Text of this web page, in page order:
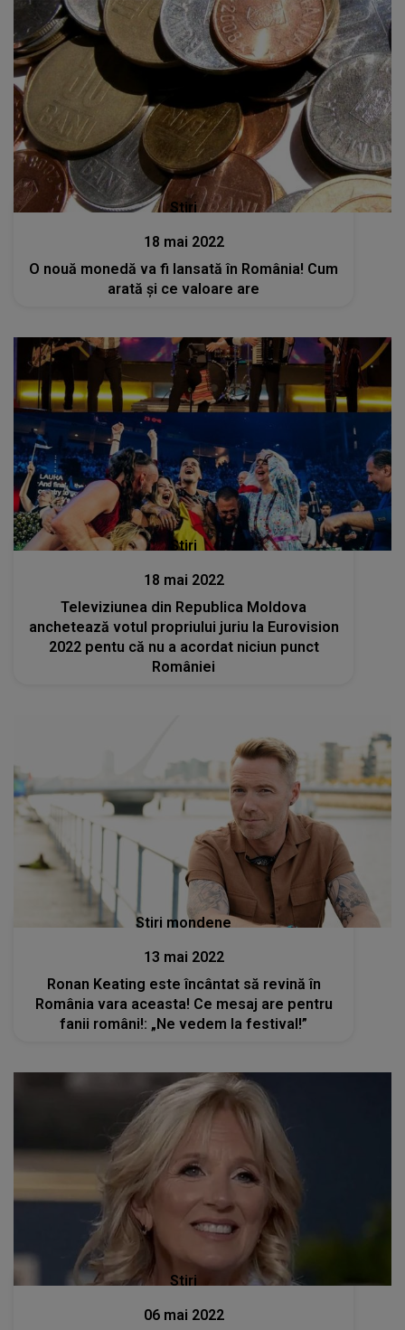
Stiri
18 mai 2022
O nouă monedă va fi lansată în România! Cum
arată și ce valoare are
Stiri
18 mai 2022
Televiziunea din Republica Moldova
anchetează votul propriului juriu la Eurovision
2022 pentu că nu a acordat niciun punct
României
Stiri mondene
13 mai 2022
Ronan Keating este încântat să revină în
România vara aceasta! Ce mesaj are pentru
fanii români!: „Ne vedem la festival!”
Stiri
06 mai 2022